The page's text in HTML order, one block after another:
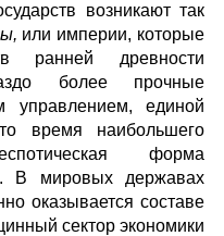
возникают так
или империи, которые
ранней древности
более прочные
управлением, единой
время наибольшего
форма
В мировых державах
оказывается составе
сектор экономики